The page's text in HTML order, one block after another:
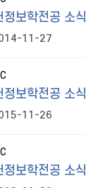
정보학전공 소
11-27
정보학전공 소
11-26
정보학전공 소